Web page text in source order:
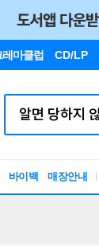
레마클럽 CD/LP
바이백 매장안내